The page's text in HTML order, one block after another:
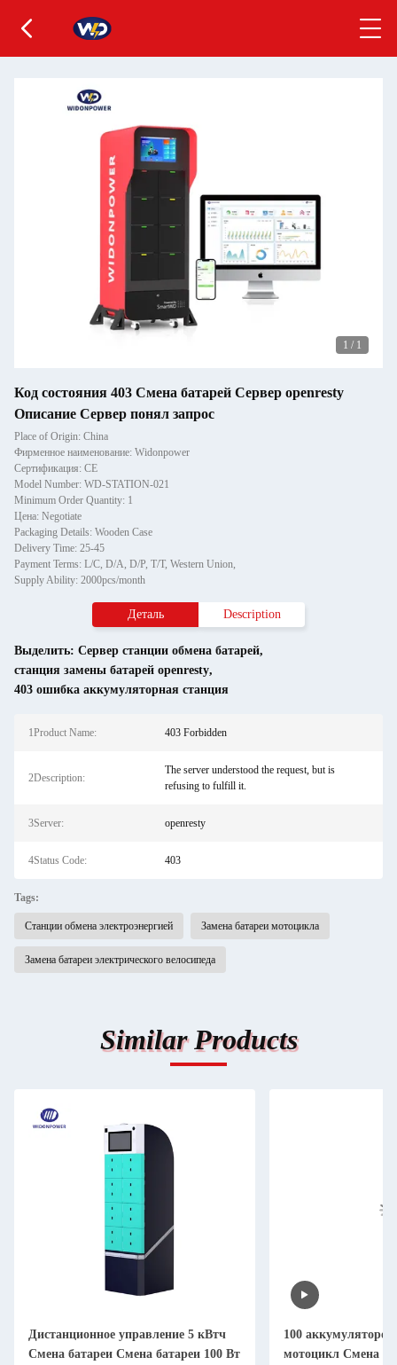
1 / 1
Код состояния 403 Смена батарей Сервер openresty
Описание Сервер понял запрос
Place of Origin: China
Фирменное наименование: Widonpower
Сертификация: CE
Model Number: WD-STATION-021
Minimum Order Quantity: 1
Цена: Negotiate
Packaging Details: Wooden Case
Delivery Time: 25-45
Payment Terms: L/C, D/A, D/P, T/T, Western Union,
Supply Ability: 2000pcs/month
Деталь Description
Выделить: Сервер станции обмена батарей,
станция замены батарей openresty,
403 ошибка аккумуляторная станция
1Product Name: 403 Forbidden
2Description:
The server understood the request, but is
refusing to fulfill it.
3Server: openresty
4Status Code: 403
Tags:
Станции обмена электроэнергией Замена батареи мотоцикла
Замена батареи электрического велосипеда
Similar Products
Дистанционное управление 5 кВтч
Смена батареи Смена батареи 100 Вт
100
мотоцикл Смена